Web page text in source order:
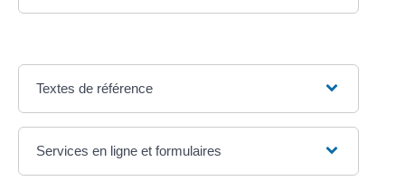
Textes de référence
Services en ligne et formulaires